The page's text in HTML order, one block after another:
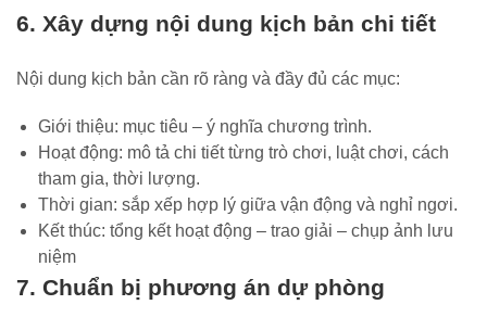
6. Xây dựng nội dung kịch bản chi tiết
Nội dung kịch bản cần rõ ràng và đầy đủ các mục:
Giới thiệu: mục tiêu – ý nghĩa chương trình.
Hoạt động: mô tả chi tiết từng trò chơi, luật chơi, cách
tham gia, thời lượng.
Thời gian: sắp xếp hợp lý giữa vận động và nghỉ ngơi.
Kết thúc: tổng kết hoạt động – trao giải – chụp ảnh lưu
niệm
7. Chuẩn bị phương án dự phòng